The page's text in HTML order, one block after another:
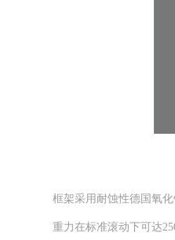
框架采用耐蚀性德国氧
重力在标准滚动下可达